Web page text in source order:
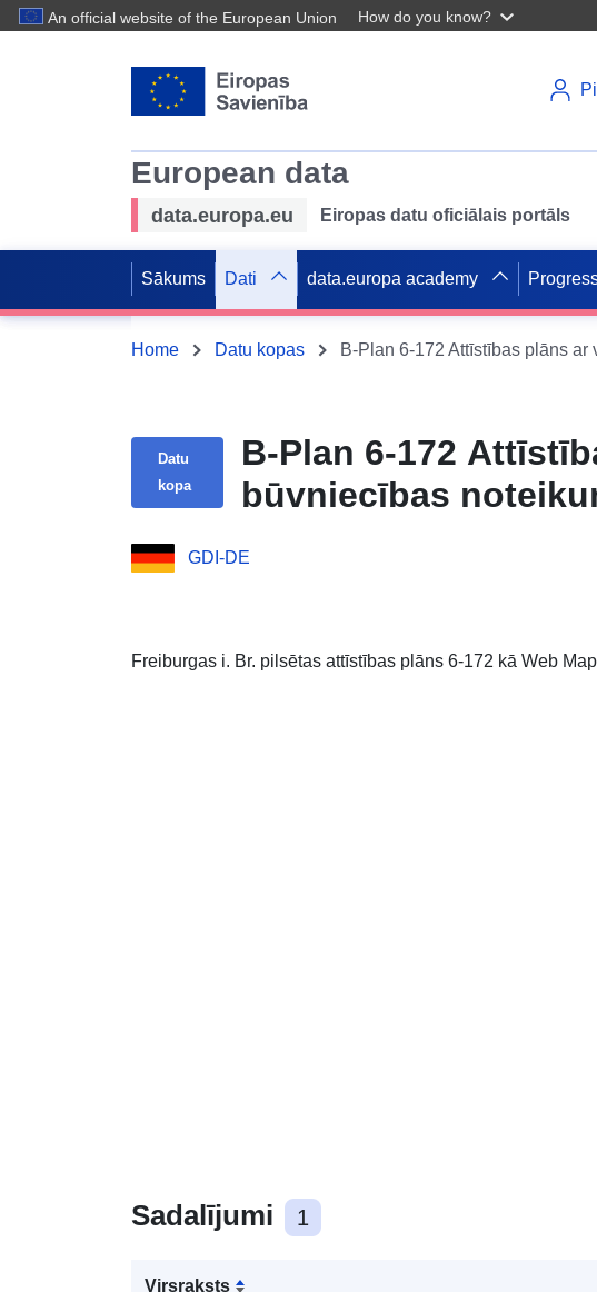
An official website of the European Union How do you know?
European data
data.europa.eu Eiropas datu oficiālais portāls
Sākums Dati data.europa academy
Home Datu kopas
Datu
kopa
B-Plan 6-172
būvniecības
GDI-DE
Freiburgas i. Br. pilsētas attīstības plāns 6-172 kā Web
Sadalījumi 1
Virsraksts